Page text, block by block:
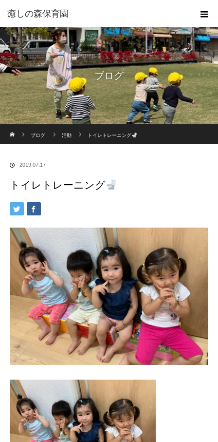
癒しの森保育園
ブログ
ブログ
活動 トイレトレーニング
2019.07.17
トイレトレーニング